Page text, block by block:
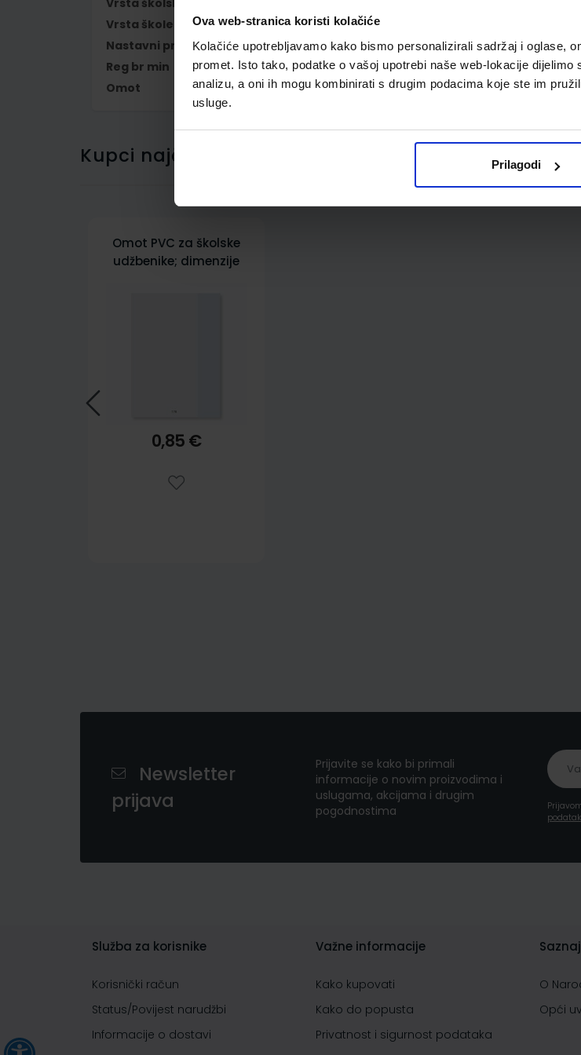
Ova web-stranica koristi kolačiće
Kolačiće upotrebljavamo kako bismo personalizirali sadržaj i oglase,
promet. Isto tako, podatke o vašoj upotrebi naše web-lokacije
analizu, a oni ih mogu kombinirati s drugim podacima koje ste im
usluge.
Prilagodi
Vrsta školske knjige
Vrsta škole
1 OSNOVNA
Nastavni predmet
NJEMAČKI JEZIK
Reg br min
7381
Omot
500178
Kupci najčešće biraju..
Omot PVC za školske
udžbenike; dimenzije
0,85 €
Newsletter
prijava
Prijavite se kako bi primali
informacije o novim proizvodima i
uslugama, akcijama i drugim
pogodnostima
Služba za korisnike
Korisnički račun
Status/Povijest narudžbi
Informacije o dostavi
Važne informacije
Kako kupovati
Kako do popusta
Privatnost i sigurnost podataka
O
Opći